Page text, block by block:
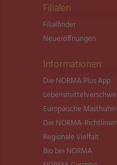
Filialen
Filialfinder
Neueröffnungen
Informationen
Die NORMA Plus App
Europäische
Die NORMA-
Regionale Vielfalt
Bio bei NORMA